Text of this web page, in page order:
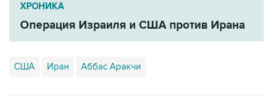
ХРОНИКА
Операция Израиля и США против Ирана
США Иран Аббас Аракчи